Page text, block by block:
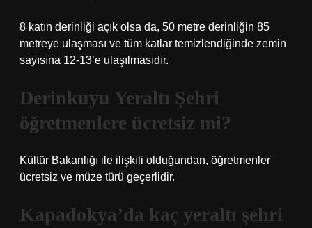
8 katın derinliği açık olsa da, 50 metre derinliğin 85
metreye ulaşması ve tüm katlar temizlendiğinde zemin
sayısına 12-13’e ulaşılmasıdır.
Derinkuyu Yeraltı Şehri
öğretmenlere ücretsiz mi?
Kültür Bakanlığı ile ilişkili olduğundan, öğretmenler
ücretsiz ve müze türü geçerlidir.
Kapadokya’da kaç yeraltı şehri